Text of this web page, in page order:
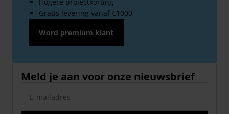
Hogere projectkorting
Gratis levering vanaf €1000
Word premium klant
Meld je aan voor onze nieuwsbrief